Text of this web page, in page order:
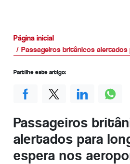
Página inicial
Passageiros britânicos alertados
Passageiros
alertados para
espera nos
Partilhe este artigo: